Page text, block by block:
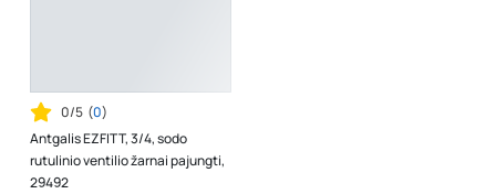
0/5 (0)
Antgalis EZFITT, 3/4, sodo
rutulinio ventilio žarnai pajungti,
29492